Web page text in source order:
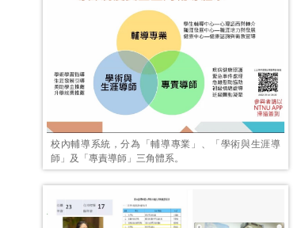
校內輔導系統，分為「輔導專業」、「學術與生涯導
師」及「專責導師」三角體系。